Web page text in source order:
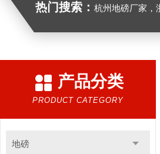
热门搜索： 杭州地磅厂家，浙
产品分类
PRODUCT CATEGORY
地磅